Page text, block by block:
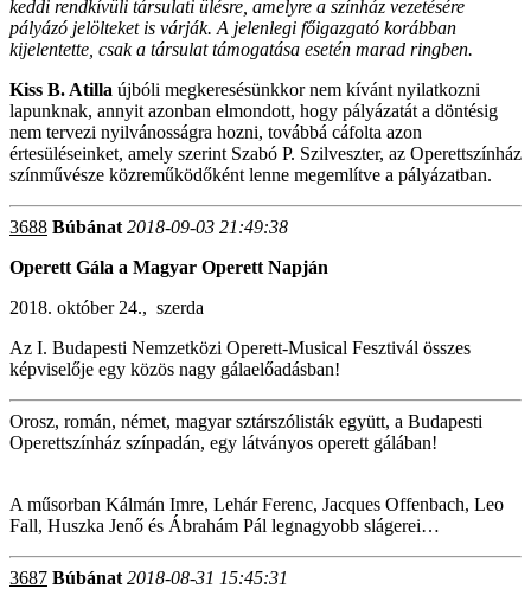
keddi rendkívüli társulati ülésre, amelyre a színház vezetésére
pályázó jelölteket is várják. A jelenlegi főigazgató korábban
kijelentette, csak a társulat támogatása esetén marad ringben.
Kiss B. Atilla újbóli megkeresésünkkor nem kívánt nyilatkozni
lapunknak, annyit azonban elmondott, hogy pályázatát a döntésig
nem tervezi nyilvánosságra hozni, továbbá cáfolta azon
értesüléseinket, amely szerint Szabó P. Szilveszter, az Operettszínház
színművésze közreműködőként lenne megemlítve a pályázatban.
3688 Búbánat 2018-09-03 21:49:38
Operett Gála a Magyar Operett Napján
2018. október 24., szerda
Az I. Budapesti Nemzetközi Operett-Musical Fesztivál összes
képviselője egy közös nagy gálaelőadásban!
Orosz, román, német, magyar sztárszólisták együtt, a Budapesti
Operettszínház színpadán, egy látványos operett gálában!
A műsorban Kálmán Imre, Lehár Ferenc, Jacques Offenbach, Leo
Fall, Huszka Jenő és Ábrahám Pál legnagyobb slágerei…
3687 Búbánat 2018-08-31 15:45:31